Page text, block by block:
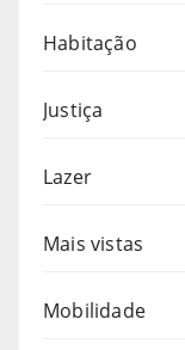
Habitação
Justiça
Lazer
Mais vistas
Mobilidade